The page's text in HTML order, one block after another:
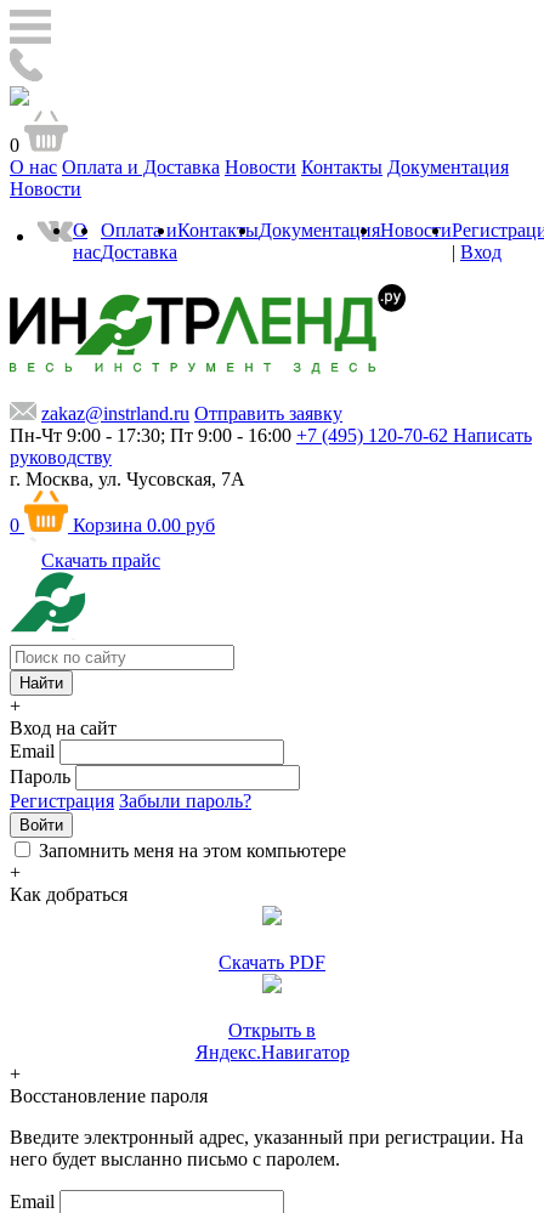
0
О нас Оплата и Доставка Новости Контакты Документация
Новости
О
нас
Оплата и
Доставка
КонтактыДокументацияНовости
| Вход
zakaz@instrland.ru Отправить заявку
Пн-Чт 9:00 - 17:30; Пт 9:00 - 16:00 +7 (495) 120-70-62 Написать
руководству
г. Москва, ул. Чусовская, 7А
0 Корзина 0.00 руб
Скачать прайс
+
Вход на сайт
Email
Пароль
Регистрация Забыли пароль?
Войти
Запомнить меня на этом компьютере
+
Как добраться
Скачать PDF
Открыть в
Яндекс.Навигатор
+
Восстановление пароля
Введите электронный адрес, указанный при регистрации. На
него будет высланно письмо с паролем.
Email